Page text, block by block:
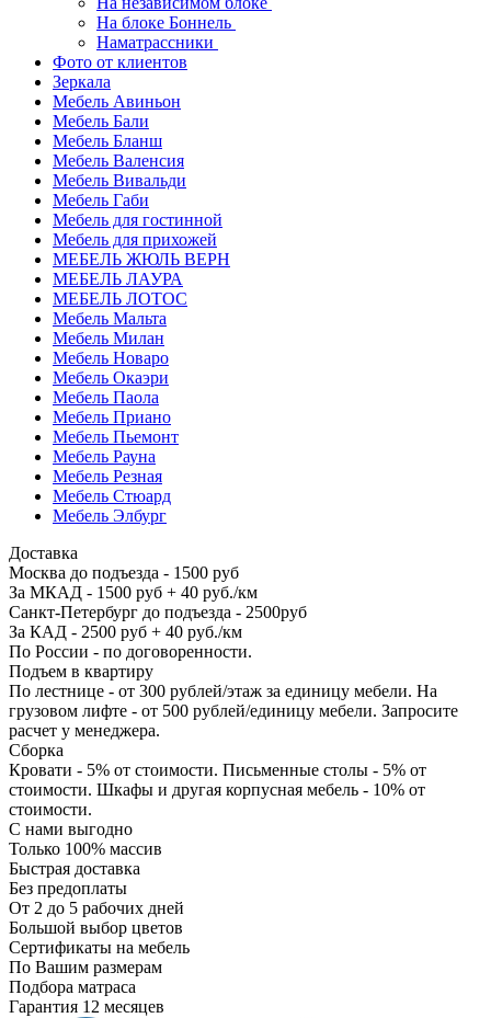
На блоке Боннель
Наматрассники
Фото от клиентов
Зеркала
Мебель Авиньон
Мебель Бали
Мебель Бланш
Мебель Валенсия
Мебель Вивальди
Мебель Габи
Мебель для гостинной
Мебель для прихожей
МЕБЕЛЬ ЖЮЛЬ ВЕРН
МЕБЕЛЬ ЛАУРА
МЕБЕЛЬ ЛОТОС
Мебель Мальта
Мебель Милан
Мебель Новаро
Мебель Окаэри
Мебель Паола
Мебель Приано
Мебель Пьемонт
Мебель Рауна
Мебель Резная
Мебель Стюард
Мебель Элбург
Доставка
Москва до подъезда - 1500 руб
За МКАД - 1500 руб + 40 руб./км
Санкт-Петербург до подъезда - 2500руб
За КАД - 2500 руб + 40 руб./км
По России - по договоренности.
Подъем в квартиру
По лестнице - от 300 рублей/этаж за единицу мебели. На
грузовом лифте - от 500 рублей/единицу мебели. Запросите
расчет у менеджера.
Сборка
Кровати - 5% от стоимости. Письменные столы - 5% от
стоимости. Шкафы и другая корпусная мебель - 10% от
стоимости.
С нами выгодно
Только 100% массив
Быстрая доставка
Без предоплаты
От 2 до 5 рабочих дней
Большой выбор цветов
Сертификаты на мебель
По Вашим размерам
Подбора матраса
Гарантия 12 месяцев